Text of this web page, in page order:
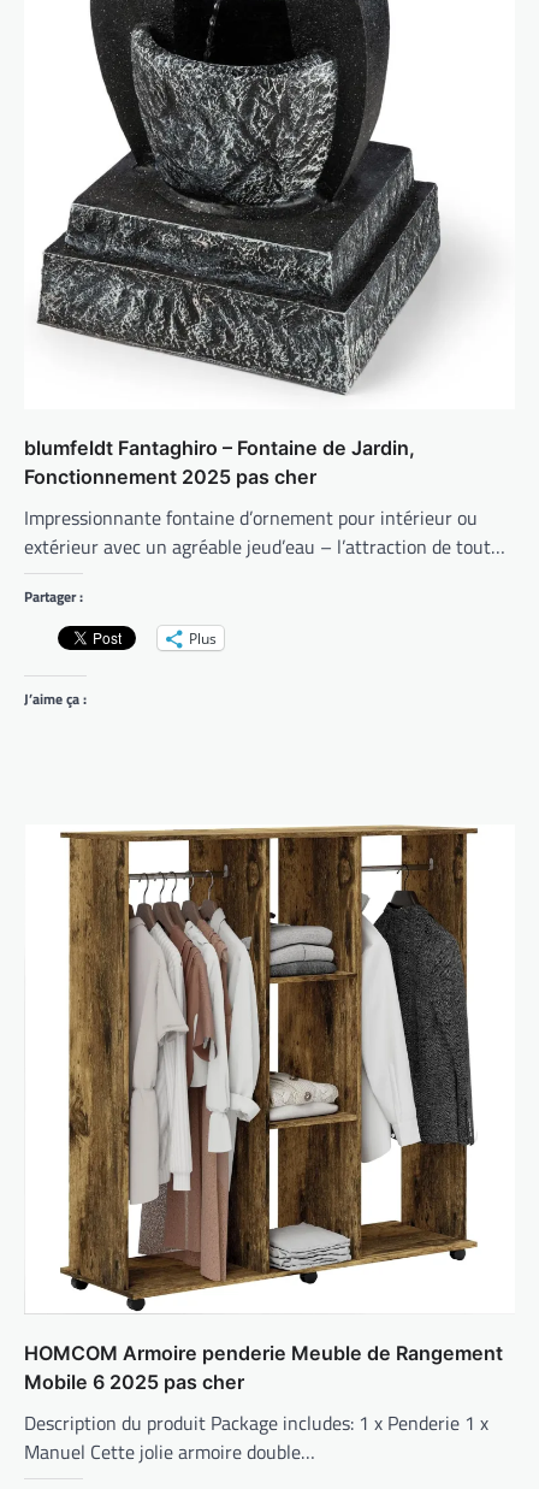
blumfeldt Fantaghiro – Fontaine de Jardin,
Fonctionnement 2025 pas cher
Impressionnante fontaine d’ornement pour intérieur ou
extérieur avec un agréable jeud’eau – l’attraction de tout…
Partager :
Plus
J’aime ça :
HOMCOM Armoire penderie Meuble de Rangement
Mobile 6 2025 pas cher
Description du produit Package includes: 1 x Penderie 1 x
Manuel Cette jolie armoire double…